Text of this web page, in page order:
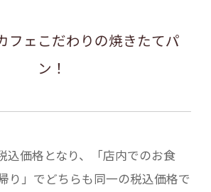
フェこだわりの焼きたてパ
ン！
込価格となり、「店内でのお食
り」でどちらも同一の税込価格で